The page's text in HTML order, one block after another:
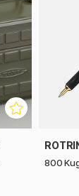
800